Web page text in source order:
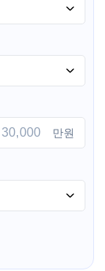
만원